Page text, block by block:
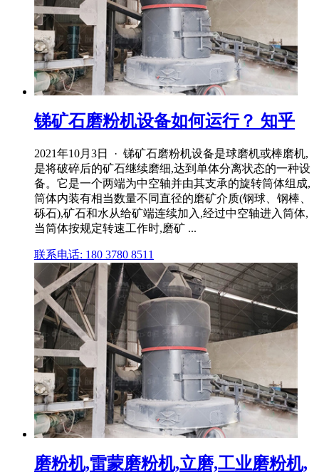
锑矿石磨粉机设备如何运行？ 知乎
2021年10月3日 · 锑矿石磨粉机设备是球磨机或棒磨机,
是将破碎后的矿石继续磨细,达到单体分离状态的一种设
备。它是一个两端为中空轴并由其支承的旋转筒体组成,
筒体内装有相当数量不同直径的磨矿介质(钢球、钢棒、
砾石),矿石和水从给矿端连续加入,经过中空轴进入筒体,
当筒体按规定转速工作时,磨矿 ...
联系电话: 180 3780 8511
磨粉机,雷蒙磨粉机,立磨,工业磨粉机,